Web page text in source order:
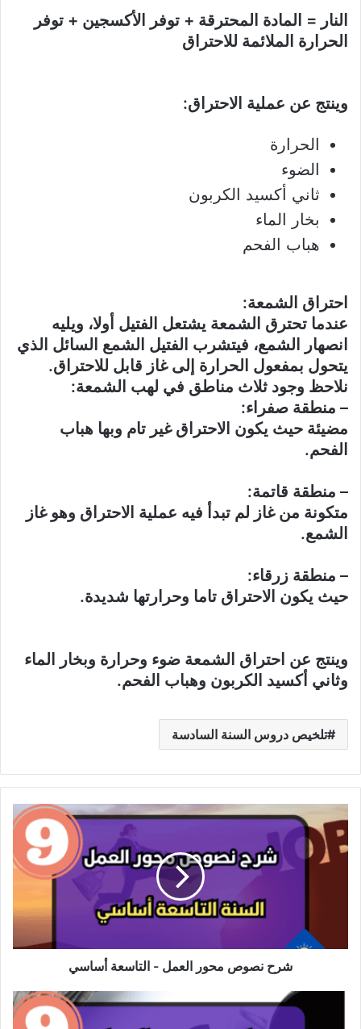
النار = المادة المحترقة + توفر الأكسجين + توفر
الحرارة الملائمة للاحتراق
وينتج عن عملية الاحتراق:
الحرارة
الضوء
ثاني أكسيد الكربون
بخار الماء
هباب الفحم
احتراق الشمعة:
عندما تحترق الشمعة يشتعل الفتيل أولا، ويليه
انصهار الشمع، فيتشرب الفتيل الشمع السائل الذي
يتحول بمفعول الحرارة إلى غاز قابل للاحتراق.
نلاحظ وجود ثلاث مناطق في لهب الشمعة:
– منطقة صفراء:
مضيئة حيث يكون الاحتراق غير تام وبها هباب
الفحم.
– منطقة قاتمة:
متكونة من غاز لم تبدأ فيه عملية الاحتراق وهو غاز
الشمع.
– منطقة زرقاء:
حيث يكون الاحتراق تاما وحرارتها شديدة.
وينتج عن احتراق الشمعة ضوء وحرارة وبخار الماء
وثاني أكسيد الكربون وهباب الفحم.
تلخيص دروس السنة السادسة
شرح
نصوص
محور
العمل
شرح نصوص محور العمل - التاسعة أساسي